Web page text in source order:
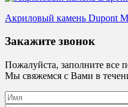
Навигация
по
Акриловый камень Dupont
Закажите звонок
Пожалуйста, заполните все
Мы свяжемся с Вами в